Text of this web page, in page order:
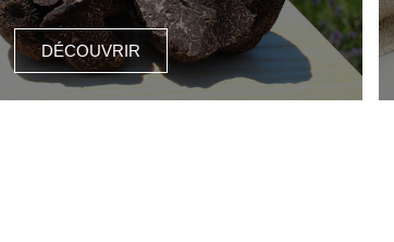
DÉCOUVRIR